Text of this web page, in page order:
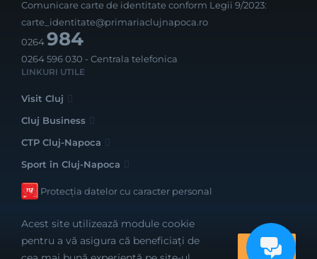
Comunicare carte de identitate conform Legii 9/2023:
carte_identitate@primariaclujnapoca.ro
0264984
0264 596 030 - Centrala telefonica
LINKURI UTILE
Visit Cluj
Cluj Business
CTP Cluj-Napoca
Sport în Cluj-Napoca
Protecția datelor cu caracter personal
Acest site utilizează module cookie
pentru a vă asigura că beneficiați de
OK